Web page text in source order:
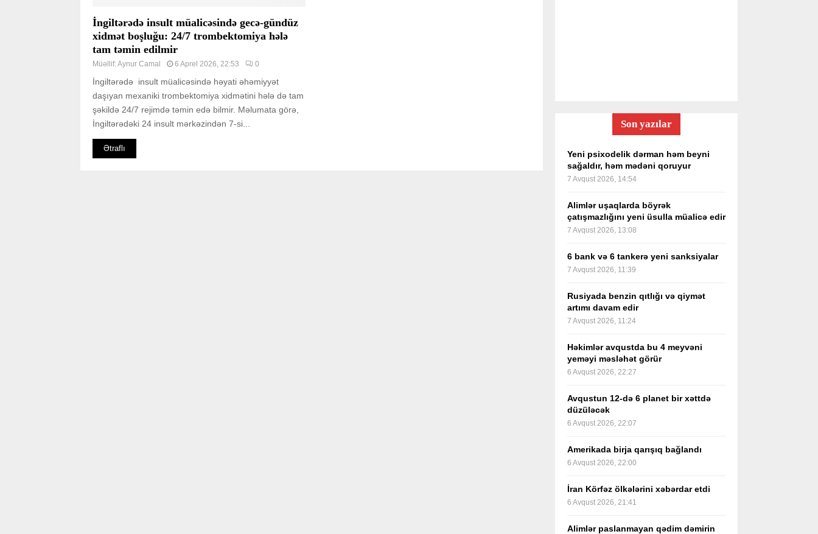
İngiltərədə insult müalicəsində gecə-gündüz
xidmət boşluğu: 24/7 trombektomiya hələ
tam təmin edilmir
Müəllif:Aynur Camal 6 Aprel 2026, 22:53 0
İngiltərədə insult müalicəsində həyati əhəmiyyət
daşıyan mexaniki trombektomiya xidmətini hələ də tam
şəkildə 24/7 rejimdə təmin edə bilmir. Məlumata görə,
İngiltərədəki 24 insult mərkəzindən 7-si...
Ətraflı
Son yazılar
Yeni psixodelik dərman həm beyni
sağaldır, həm mədəni qoruyur
7 Avqust 2026, 14:54
Alimlər uşaqlarda böyrək
çatışmazlığını yeni üsulla müalicə edir
7 Avqust 2026, 13:08
6 bank və 6 tankerə yeni sanksiyalar
7 Avqust 2026, 11:39
Rusiyada benzin qıtlığı və qiymət
artımı davam edir
7 Avqust 2026, 11:24
Həkimlər avqustda bu 4 meyvəni
yeməyi məsləhət görür
6 Avqust 2026, 22:27
Avqustun 12-də 6 planet bir xəttdə
düzüləcək
6 Avqust 2026, 22:07
Amerikada birja qarışıq bağlandı
6 Avqust 2026, 22:00
İran Körfəz ölkələrini xəbərdar etdi
6 Avqust 2026, 21:41
Alimlər paslanmayan qədim dəmirin